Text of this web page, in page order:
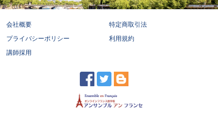
会社概要
特定商取引法
プライバシーポリシー
利用規約
講師採用